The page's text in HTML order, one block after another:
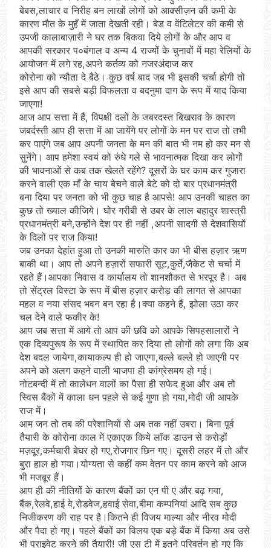
बेबस,लाचार व निरीह बन लाखों लोगों को आक्सीज़न की कमी के
कारण मौत के मुहँ में जाता देखती रही। बेड व वेंटिलेटर की कमी से
उपजी कालाबाज़ारी ने घर तक बिकवा दिये लोगों के और आप व
आपकी सरकार प०बंगाल व अन्य 4 राज्यों के चुनावों में महा रेलियों के
आयोजन में लगे रह,अपने कर्तव्य को नजरअंदाज कर
कोरोना को न्यौता दे बैठे। कुछ वर्ष बाद जब भी इसकी चर्चा होगी तो
इसे आप की सबसे बड़ी विफलता व बदनुमा दाग के रूप में याद किया
जाएगा!
आज आप सत्ता में हैं, विपक्षी दलों के जबरदस्त बिखराव के कारण
जबर्दस्ती आप ही सत्ता में आ जायेंगे पर लोगों के मन पर राज तो तभी
कर पाएंगे जब आप अपनी जनता के मन की बात भी नम हो कर मन से
सुनेंगे। आप हमेशा स्वयं को रुंधे गले से भावनात्मक दिखा कर लोगों
की भावनाओं से कब तक खेलते रहेंगे? दूसरों के घर काम कर गुजारा
करने वाली एक माँ के चाय बेचने वाले बेटे को दो बार प्रधानमंत्री
बना दिया पर जनता को भी कुछ चाह है आपसे! आप उनकी चाहत का
कुछ तो ख्याल कीजिये। घोर गरीबी से उबर के लाल बहादुर शास्त्री
प्रधानमंत्री बने,उन्होंने देश पर ही नहीं ,अपनी सादगी से देशवासियों
के दिलों पर राज किया!
जब उनका देहांत हुआ तो उनकी मारुति कार का भी बीस हज़ार ऋण
बाकी था। आप तो अपने हज़ारों सफारी सूट,कुर्ते,जैकेट से चर्चा में
रहते हैं।आपका निवास व कार्यालय तो शानशौकत से भरपूर है। अब
तो सेंट्रल विस्टा के रूप में बीस हज़ार करोड़ की लागत से आपका
महल व नया संसद भवन बन रहा है।क्या कहने हैं, झोला उठा कर
चल देने वाले फकीर के!
आप जब सत्ता में आये तो आप की छवि को आपके सिपहसालारों ने
एक दिव्यपुरूष के रूप में स्थापित कर दिया तो लोगों को लगा कि अब
देश बदल जायेगा,कायाकल्प ही हो जाएगा,बल्ले बल्ले हो जाएगी पर
अपने को अलग कहने वाली भाजपा ही कांग्रेसमय हो गई।
नोटबन्दी में तो कालेधन वालों का पैसा ही सफेद हुआ और अब तो
स्विस बैंकों में काला धन पहले से कई गुणा हो गया,मोदी जी आपके
राज में।
आम जन तो तब की परेशानियों से अब तक नहीं उबरा। बिना पूर्व
तैयारी के कोरोना काल में एकाएक किये लॉक डाउन से करोड़ों
मज़दूर,कर्मचारी बेघर हो गए,रोजगार छिन गए। दूसरी लहर में तो और
बुरा हाल हो गया।योग्यता से कहीं कम वेतन पर काम करने को आज
भी मजबूर हैं।
आप ही की नीतियों के कारण बैंकों का एन पी ए और बढ़ गया,
बैंक,रेलवे,हाई वे,रोडवेज,हवाई सेवा,बीमा कम्पनियां आदि सब कुछ
निजीकरण की राह पर है।कितने ही विजय माल्या और नीरव मोदी
और पैदा हो गए। पहले बैंकों का विलय एक बड़े बैंक में किया अब उसे
भी प्राइवेट करने की तैयारी! जी एस टी में इतने परिवर्तन हो गए कि